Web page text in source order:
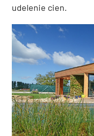
udelenie cien.